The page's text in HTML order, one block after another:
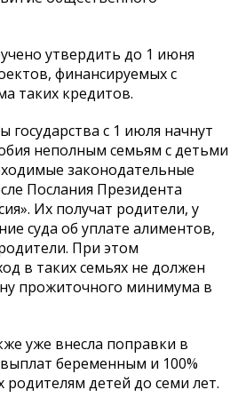
утвердить до 1 июня
финансируемых с
таких кредитов.
государства с 1 июля начнут
неполным семьям с детьми
законодательные
Послания Президента
Их получат родители, у
суда об уплате алиментов,
При этом
в таких семьях не должен
прожиточного минимума в
уже внесла поправки в
беременным и 100%
детей до семи лет.